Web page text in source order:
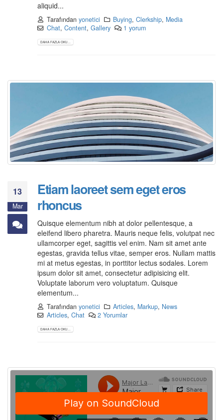
aliquid...
Tarafından yonetici Buying,Clerkship, Media
Chat, Content, Gallery 1 yorum
DAHA FAZLA OKU...
13
Mar
Etiam laoreet sem eget eros
rhoncus
Quisque elementum nibh at dolor pellentesque, a
eleifend libero pharetra. Mauris neque felis, volutpat nec
ullamcorper eget, sagittis vel enim. Nam sit amet ante
egestas, gravida tellus vitae, semper eros. Nullam mattis
mi at metus egestas, in porttitor lectus sodales. Lorem
ipsum dolor sit amet, consectetur adipisicing elit.
Voluptate laborum vero voluptatum. Quisque
elementum...
Tarafından yonetici Articles, Markup, News
Articles, Chat 2 Yorumlar
DAHA FAZLA OKU...